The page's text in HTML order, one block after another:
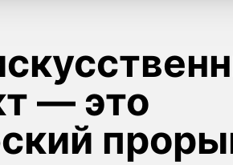
— это